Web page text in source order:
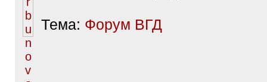
Тема: Форум ВГД